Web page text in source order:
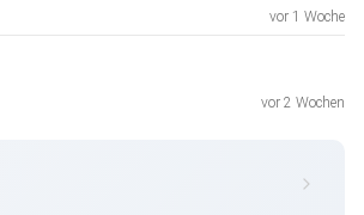
vor 1 Woche
vor 2 Wochen